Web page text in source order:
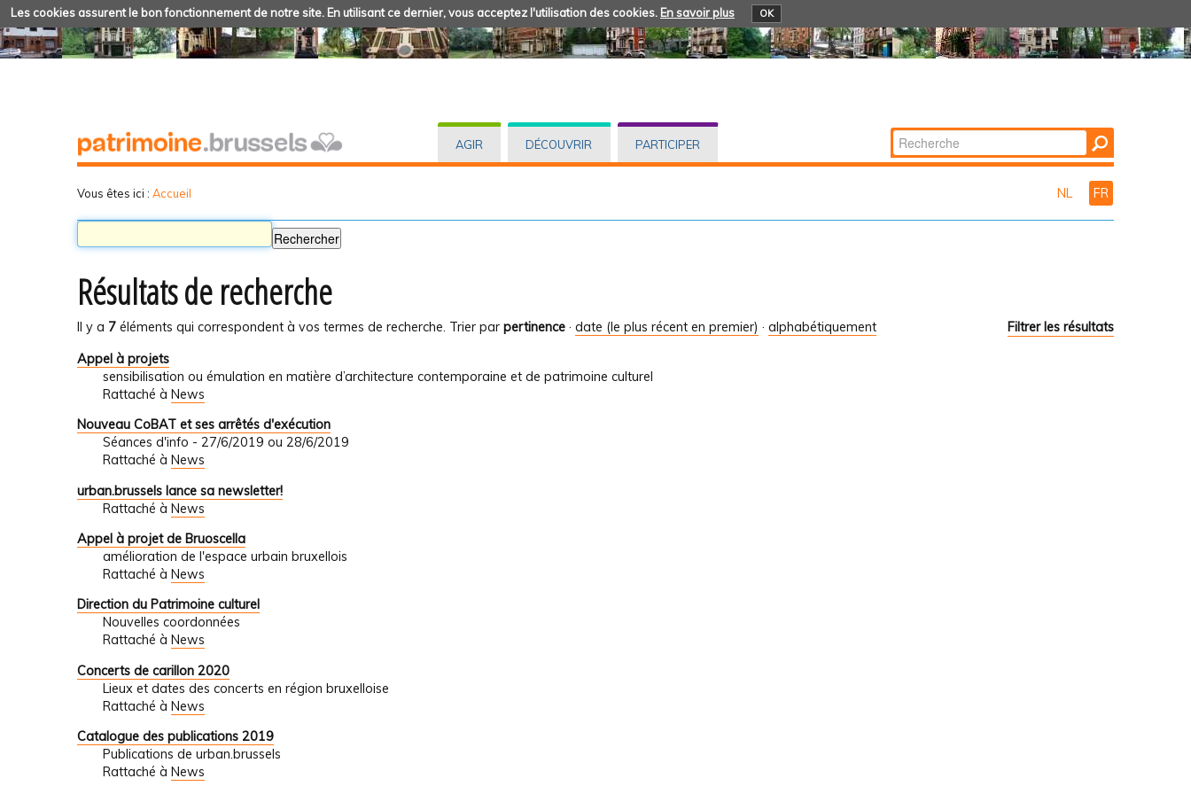
Les cookies assurent le bon fonctionnement de notre site. En utilisant ce dernier, vous acceptez l'utilisation des cookies. En savoir plus OK
AGIR DÉCOUVRIR PARTICIPER Chercher par
Recherche
Vous êtes ici : Accueil NL FR
Résultats de recherche
Il y a 7 éléments qui correspondent à vos termes de recherche. Filtrer les résultats
Trier par pertinence · date (le plus récent en premier) · alphabétiquement
Appel à projets
sensibilisation ou émulation en matière d’architecture contemporaine et de patrimoine culturel
Rattaché à News
Nouveau CoBAT et ses arrêtés d'exécution
Séances d'info - 27/6/2019 ou 28/6/2019
Rattaché à News
urban.brussels lance sa newsletter!
Rattaché à News
Appel à projet de Bruoscella
amélioration de l'espace urbain bruxellois
Rattaché à News
Direction du Patrimoine culturel
Nouvelles coordonnées
Rattaché à News
Concerts de carillon 2020
Lieux et dates des concerts en région bruxelloise
Rattaché à News
Catalogue des publications 2019
Publications de urban.brussels
Rattaché à News